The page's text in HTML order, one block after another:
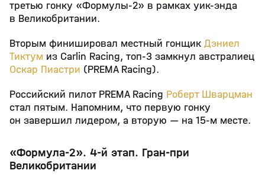
третью гонку «Формулы-2» в рамках уик-энда
в Великобритании.
Вторым финишировал местный гонщик Дэниел
Тиктум из Carlin Racing, топ-3 замкнул австралиец
Оскар Пиастри (PREMA Racing).
Российский пилот PREMA Racing Роберт Шварцман
стал пятым. Напомним, что первую гонку
он завершил лидером, а вторую — на 15-м месте.
«Формула-2». 4-й этап. Гран-при
Великобритании